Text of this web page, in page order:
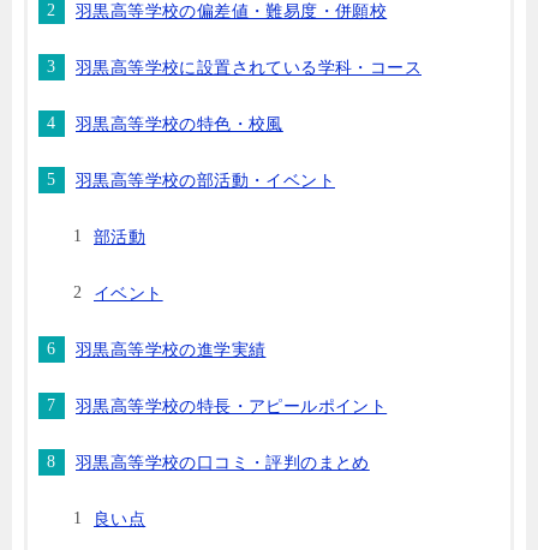
羽黒高等学校の偏差値・難易度・併願校
羽黒高等学校に設置されている学科・コース
羽黒高等学校の特色・校風
羽黒高等学校の部活動・イベント
部活動
イベント
羽黒高等学校の進学実績
羽黒高等学校の特長・アピールポイント
羽黒高等学校の口コミ・評判のまとめ
良い点